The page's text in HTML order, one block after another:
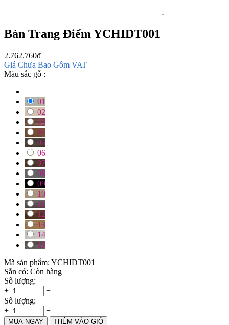
Bàn Trang Điểm YCHIDT001
2.762.760₫
Giá Chưa Bao Gồm VAT
Màu sắc gỗ :
01
02
03
04
05
06
07
08
09
10
11
12
13
14
15
Mã sản phẩm: YCHIDT001
Sẵn có: Còn hàng
Số lượng:
+
−
Số lượng:
+
−
MUA NGAY THÊM VÀO GIỎ